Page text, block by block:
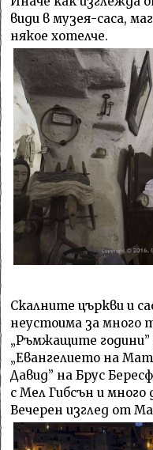
види в музея-саса,
някое хотелче.
Скалните църкви и
неустоима за много
„Ръмжащите години”
„Евангелието на
Давид” на Брус
с Мел Гибсън и много
Вечерен изглед от